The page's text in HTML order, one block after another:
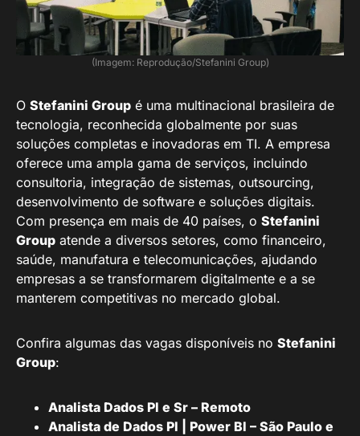
(Imagem: Reprodução/Stefanini Group)
O Stefanini Group é uma multinacional brasileira de
tecnologia, reconhecida globalmente por suas
soluções completas e inovadoras em TI. A empresa
oferece uma ampla gama de serviços, incluindo
consultoria, integração de sistemas, outsourcing,
desenvolvimento de software e soluções digitais.
Com presença em mais de 40 países, o Stefanini
Group atende a diversos setores, como financeiro,
saúde, manufatura e telecomunicações, ajudando
empresas a se transformarem digitalmente e a se
manterem competitivas no mercado global.
Confira algumas das vagas disponíveis no Stefanini
Group:
Analista Dados Pl e Sr – Remoto
Analista de Dados Pl | Power BI – São Paulo e